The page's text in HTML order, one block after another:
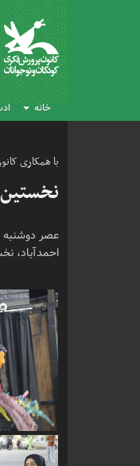
خانه
با همکاری
نخستین
احمدآباد،